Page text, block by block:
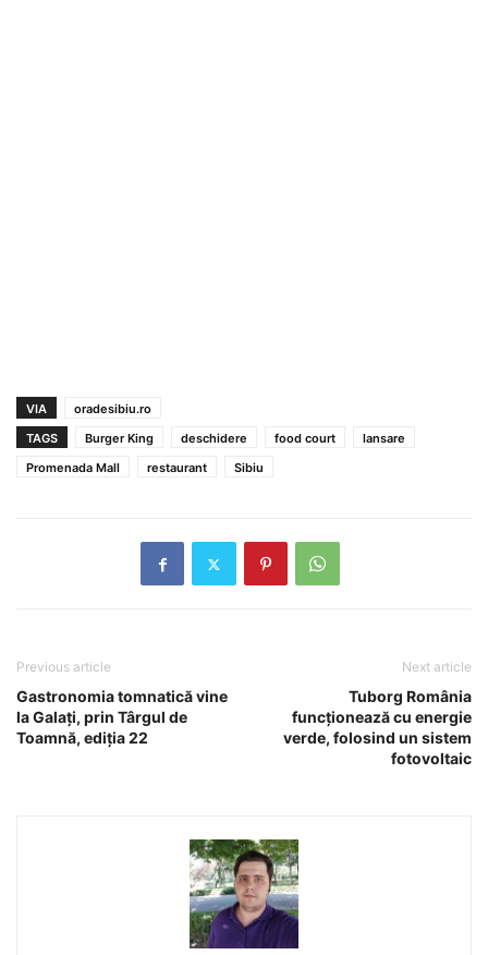
VIA
oradesibiu.ro
TAGS
Burger King deschidere food court
lansare
Promenada Mall
restaurant Sibiu
Previous article
Gastronomia tomnatică vine
la Galaţi, prin Târgul de
Toamnă, ediţia 22
Next article
Tuborg România
funcţionează cu energie
verde, folosind un sistem
fotovoltaic